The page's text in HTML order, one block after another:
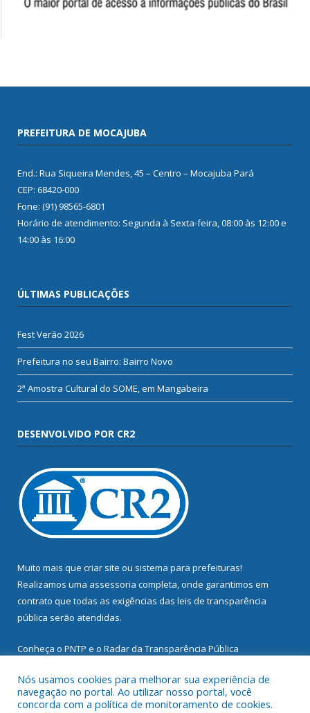
PREFEITURA DE MOCAJUBA
End.: Rua Siqueira Mendes, 45 – Centro – Mocajuba Pará
CEP: 68420-000
Fone: (91) 98565-6801
Horário de atendimento: Segunda à Sexta-feira, 08:00 às 12:00 e
14:00 às 16:00
ÚLTIMAS PUBLICAÇÕES
Fest Verão 2026
Prefeitura no seu Bairro: Bairro Novo
2ª Amostra Cultural do SOME, em Mangabeira
DESENVOLVIDO POR CR2
Muito mais que criar site ou sistema para prefeituras!
Realizamos uma assessoria completa, onde garantimos em
contrato que todas as exigências das leis de transparência
pública serão atendidas.
Conheça o PNTP e o Radar da Transparência Pública
Nós usamos cookies para melhorar sua experiência de
navegação no portal. Ao utilizar nosso portal, você
concorda com a política de monitoramento de cookies.